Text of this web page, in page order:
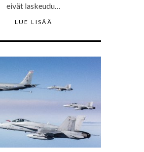
eivät laskeudu…
LUE LISÄÄ